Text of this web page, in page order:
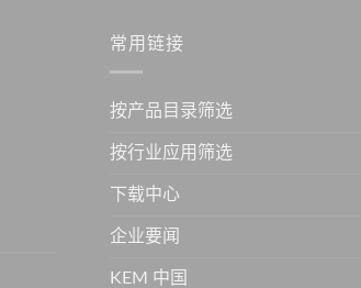
常用链接
按产品目录筛选
按行业应用筛选
下载中心
企业要闻
KEM 中国